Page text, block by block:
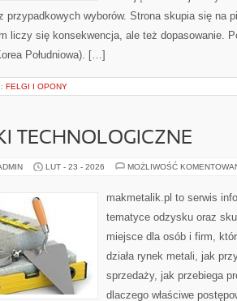
przypadkowych wyborów. Strona skupia się na
liczy się konsekwencja, ale też dopasowanie.
Południowa). […]
FELGI I OPONY
TECHNOLOGICZNE
LUT - 23 - 2026 MOŻLIWOŚĆ
makmetalik.pl to serwis
tematyce odzysku oraz
miejsce dla osób i firm,
działa rynek metali, jak
sprzedaży, jak przebiega
dlaczego właściwe